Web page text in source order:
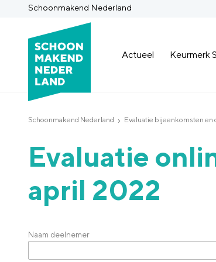
Schoonmakend Nederland
Actueel Keurmerk
Schoonmakend Nederland Evaluatie bijeenkomsten en
Evaluatie
april 2022
Naam deelnemer